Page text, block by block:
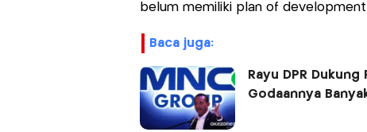
belum memiliki plan of development
baca juga:
Rayu DPR
Godaannya